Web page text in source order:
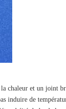
la chaleur et un joint
induire de